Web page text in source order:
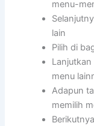
menu-
lain
Pilih di
menu
Adapun
memilih